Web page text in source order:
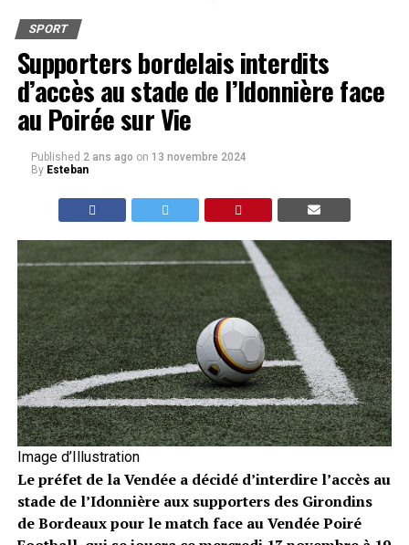
SPORT
Supporters bordelais interdits
d’accès au stade de l’Idonnière face
au Poirée sur Vie
Published 2 ans ago on 13 novembre 2024
By Esteban
Image d’Illustration
Le préfet de la Vendée a décidé d’interdire l’accès au
stade de l’Idonnière aux supporters des Girondins
de Bordeaux pour le match face au Vendée Poiré